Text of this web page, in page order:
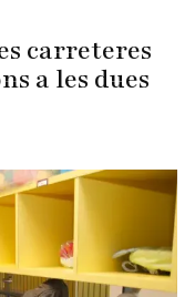
carreteres
a les dues